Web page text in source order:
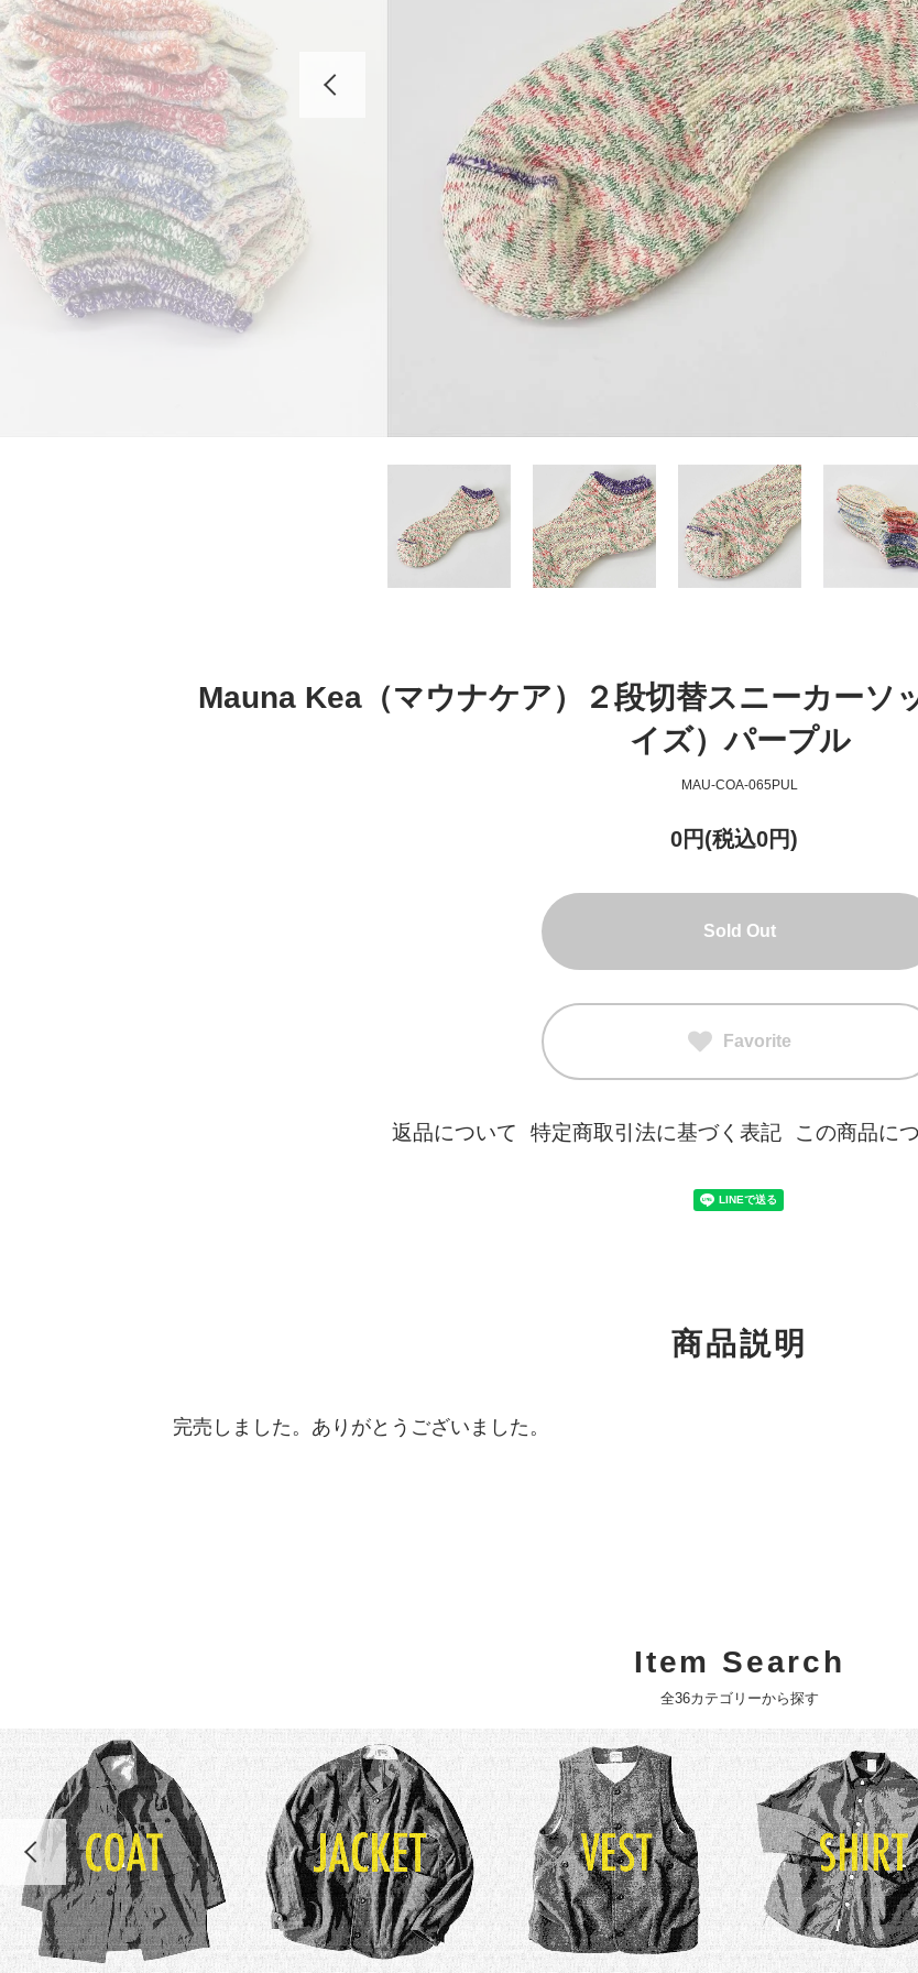
Mauna Kea（マウナケア）２段切替スニーカーソ
イズ）パープル
MAU-COA-065PUL
0円(税込0円)
Sold Out
Favorite
返品について 特定商取引法に基づく表記 この商品に
商品説明
完売しました。ありがとうございました。
Item Search
全36カテゴリーから探す